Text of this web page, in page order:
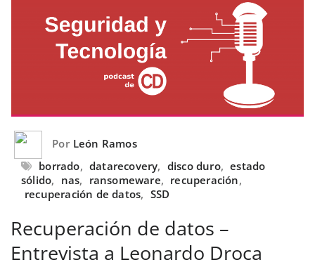
Por León Ramos
borrado, datarecovery, disco duro, estado
sólido, nas, ransomeware, recuperación,
recuperación de datos, SSD
Recuperación de datos –
Entrevista a Leonardo Droca